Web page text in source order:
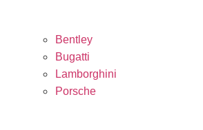
Bentley
Bugatti
Lamborghini
Porsche